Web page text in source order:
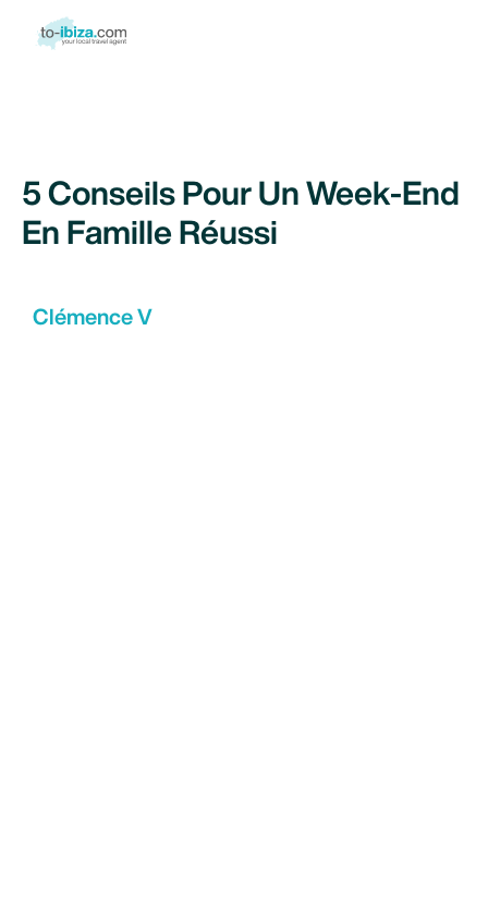
5 Conseils Pour Un Week-End
En Famille Réussi
Clémence V